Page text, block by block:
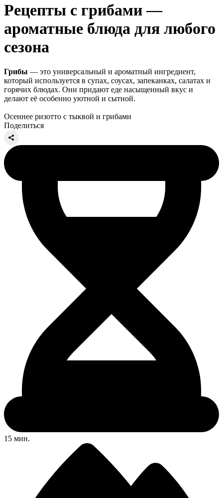
Рецепты с грибами —
ароматные блюда для любого
сезона
Грибы — это универсальный и ароматный ингредиент,
который используется в супах, соусах, запеканках, салатах и
горячих блюдах. Они придают еде насыщенный вкус и
делают её особенно уютной и сытной.
Осеннее ризотто с тыквой и грибами
Поделиться
15 мин.